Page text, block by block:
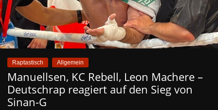
Raptastisch Allgemein
Manuellsen, KC Rebell, Leon Machere –
Deutschrap reagiert auf den Sieg von
Sinan-G